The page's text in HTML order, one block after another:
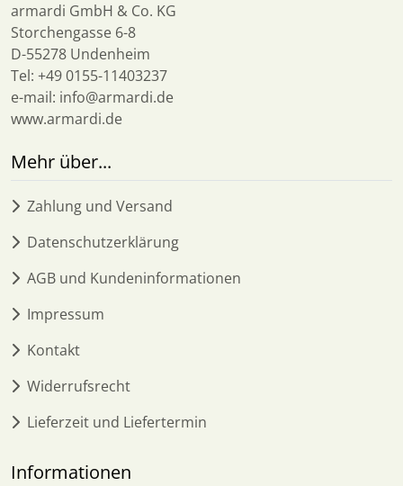
armardi GmbH & Co. KG
Storchengasse 6-8
D-55278 Undenheim
Tel: +49 0155-11403237
e-mail: info@armardi.de
www.armardi.de
Mehr über...
Zahlung und Versand
Datenschutzerklärung
AGB und Kundeninformationen
Impressum
Kontakt
Widerrufsrecht
Lieferzeit und Liefertermin
Informationen